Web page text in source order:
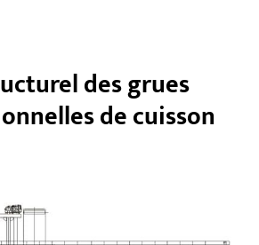
des grues
de cuisson